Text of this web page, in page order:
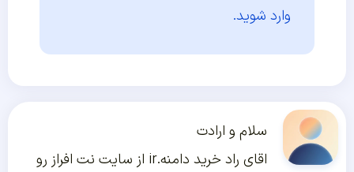
وارد شوید.
سلام و ارادت
اقای راد خرید دامنه.ir از سایت نت افراز رو